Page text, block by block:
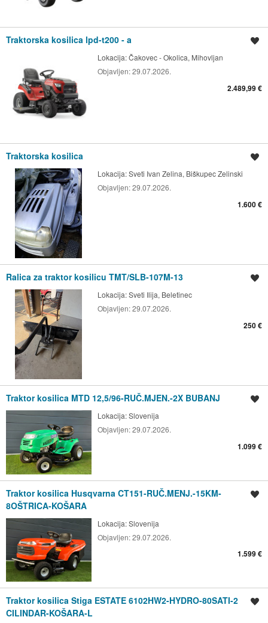
Traktorska kosilica lpd-t200 - a
Lokacija:Čakovec - Okolica, Mihovljan
Objavljen:29.07.2026.
2.489,99 €
Traktorska kosilica
Lokacija:Sveti Ivan Zelina, Biškupec Zelinski
Objavljen:29.07.2026.
1.600 €
Ralica za traktor kosilicu TMT/SLB-107M-13
Lokacija:Sveti Ilija, Beletinec
Objavljen:29.07.2026.
250 €
Traktor kosilica MTD 12,5/96-RUČ.MJEN.-2X BUBANJ
Lokacija:Slovenija
Objavljen:29.07.2026.
1.099 €
Traktor kosilica Husqvarna CT151-RUČ.MENJ.-15KM-
8OŠTRICA-KOŠARA
Lokacija:Slovenija
Objavljen:29.07.2026.
1.599 €
Traktor kosilica Stiga ESTATE 6102HW2-HYDRO-80SATI-2
CILINDAR-KOŠARA-L